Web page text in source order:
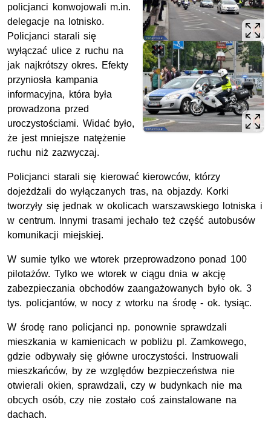
policjanci konwojowali m.in.
delegacje na lotnisko.
Policjanci starali się
wyłączać ulice z ruchu na
jak najkrótszy okres. Efekty
przyniosła kampania
informacyjna, która była
prowadzona przed
uroczystościami. Widać było,
że jest mniejsze natężenie
ruchu niż zazwyczaj.
Policjanci starali się kierować kierowców, którzy
dojeżdżali do wyłączanych tras, na objazdy. Korki
tworzyły się jednak w okolicach warszawskiego lotniska i
w centrum. Innymi trasami jechało też część autobusów
komunikacji miejskiej.
W sumie tylko we wtorek przeprowadzono ponad 100
pilotażów. Tylko we wtorek w ciągu dnia w akcję
zabezpieczania obchodów zaangażowanych było ok. 3
tys. policjantów, w nocy z wtorku na środę - ok. tysiąc.
W środę rano policjanci np. ponownie sprawdzali
mieszkania w kamienicach w pobliżu pl. Zamkowego,
gdzie odbywały się główne uroczystości. Instruowali
mieszkańców, by ze względów bezpieczeństwa nie
otwierali okien, sprawdzali, czy w budynkach nie ma
obcych osób, czy nie zostało coś zainstalowane na
dachach.